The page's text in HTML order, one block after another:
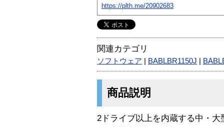
https://plth.me/20902683
関連カテゴリ
ソフトウェア BABLBR1150J
商品説明
2ドライブ以上を内蔵する中・